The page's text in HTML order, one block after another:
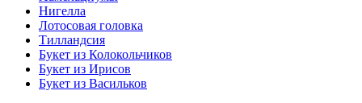
Нигелла
Лотосовая головка
Тилландсия
Букет из Колокольчиков
Букет из Ирисов
Букет из Васильков